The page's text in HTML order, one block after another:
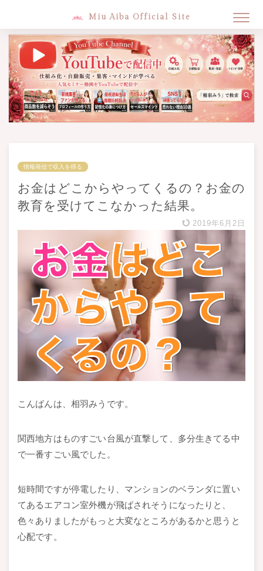
Miu Aiba Official Site
情報発信で収入を得る
お金はどこからやってくるの？お金の
教育を受けてこなかった結果。
2019年6月2日
こんばんは、相羽みうです。
関西地方はものすごい台風が直撃して、多分生きてる中
で一番すごい風でした。
短時間ですが停電したり、マンションのベランダに置い
てあるエアコン室外機が飛ばされそうになったりと、
色々ありましたがもっと大変なところがあるかと思うと
心配です。